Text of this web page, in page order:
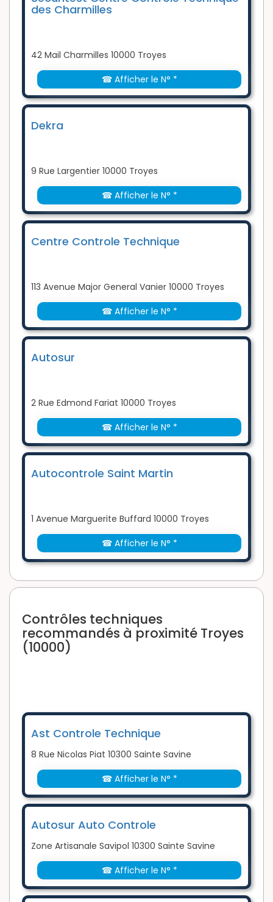
des Charmilles
42 Mail Charmilles 10000 Troyes
☎ Afficher le N° *
Dekra
9 Rue Largentier 10000 Troyes
☎ Afficher le N° *
Centre Controle Technique
113 Avenue Major General Vanier 10000 Troyes
☎ Afficher le N° *
Autosur
2 Rue Edmond Fariat 10000 Troyes
☎ Afficher le N° *
Autocontrole Saint Martin
1 Avenue Marguerite Buffard 10000 Troyes
☎ Afficher le N° *
Contrôles techniques
recommandés à proximité Troyes
(10000)
Ast Controle Technique
8 Rue Nicolas Piat 10300 Sainte Savine
☎ Afficher le N° *
Autosur Auto Controle
Zone Artisanale Savipol 10300 Sainte Savine
☎ Afficher le N° *